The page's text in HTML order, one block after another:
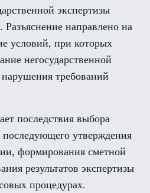
экспертизы
Разъяснение направлено на
условий, при которых
негосударственной
требований
последствия выбора
утверждения
формирования сметной
результатов экспертизы
процедурах.